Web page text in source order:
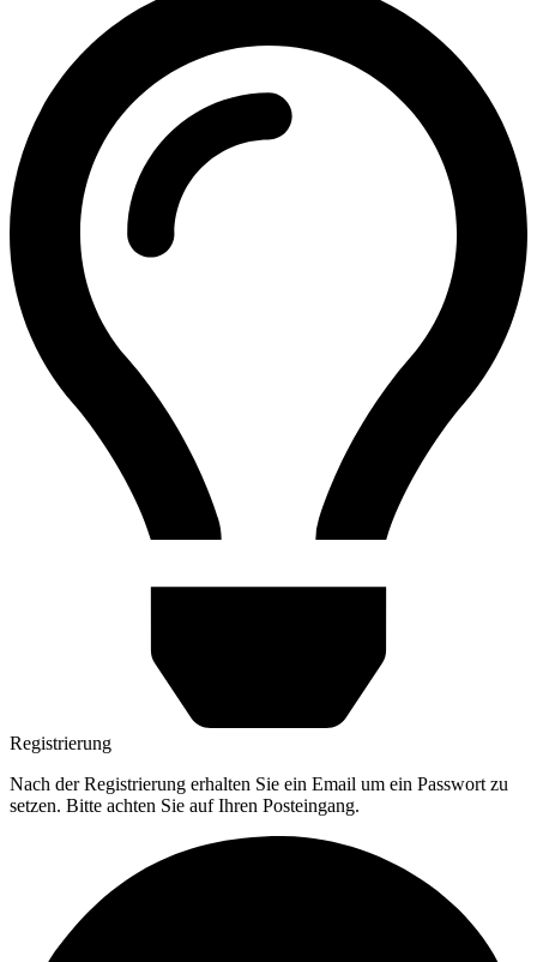
Registrierung
Nach der Registrierung erhalten Sie ein Email um ein Passwort zu
setzen. Bitte achten Sie auf Ihren Posteingang.